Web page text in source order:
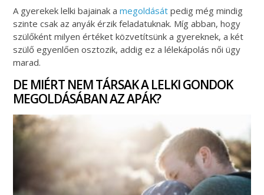
A gyerekek lelki bajainak amegoldását pedig még mindig
szinte csak az anyák érzik feladatuknak. Míg abban, hogy
szülőként milyen értéket közvetítsünk a gyereknek, a két
szülő egyenlően osztozik, addig ez a lélekápolás női ügy
marad.
DE MIÉRT NEM TÁRSAK A LELKI GONDOK
MEGOLDÁSÁBAN AZ APÁK?